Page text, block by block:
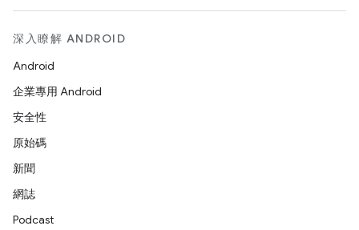
深入瞭解 ANDROID
Android
企業專用 Android
安全性
原始碼
新聞
網誌
Podcast